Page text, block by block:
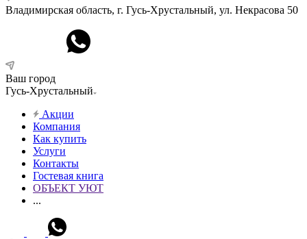
Владимирская область, г. Гусь-Хрустальный, ул. Некрасова 50
Ваш город
Гусь-Хрустальный
Акции
Компания
Как купить
Услуги
Контакты
Гостевая книга
ОБЪЕКТ УЮТ
...